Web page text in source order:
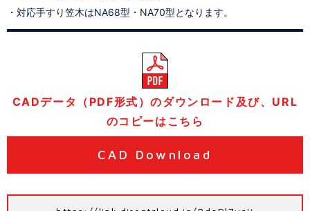
・対応手すり笠木はNA68型・NA70型となります。
CADデータ（PDF形式）のダウンロード及び、URL
のコピーはこちら
CAD Download